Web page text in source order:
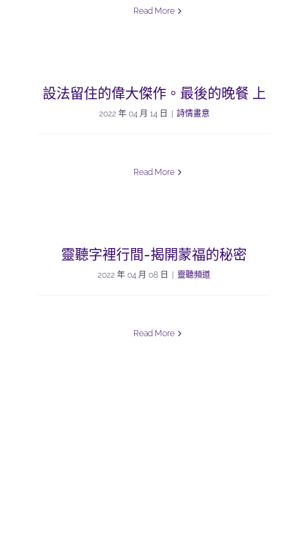
Read More
設法留住的偉大傑作。最後的晚餐 上
2022 年 04 月 14 日 詩情畫意
Read More
靈聽字裡行間-揭開蒙福的秘密
2022 年 04 月 08 日 靈聽頻道
Read More